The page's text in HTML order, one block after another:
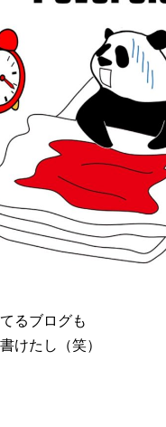
るブログも
けたし（笑）